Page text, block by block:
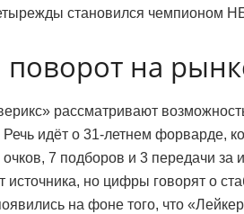
становился чемпионом
на
рассматривают
идёт о 31-летнем форварде,
7 подборов и 3 передачи за
источника, но цифры говорят о
на фоне того, что